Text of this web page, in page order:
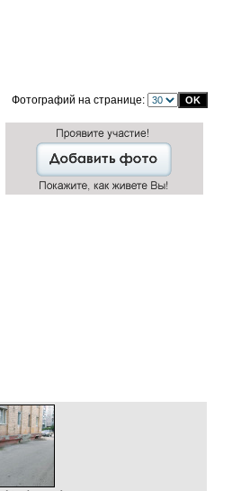
Фотографий на странице: